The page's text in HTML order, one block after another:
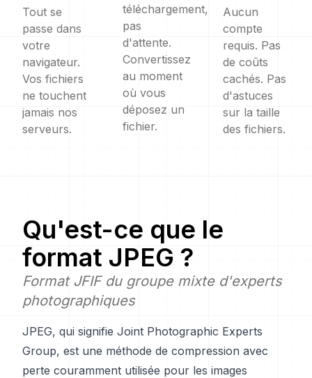
Tout se
passe dans
votre
navigateur.
Vos fichiers
ne touchent
jamais nos
serveurs.
téléchargement,
pas
d'attente.
Convertissez
au moment
où vous
déposez un
fichier.
Aucun
compte
requis. Pas
de coûts
cachés. Pas
d'astuces
sur la taille
des fichiers.
Qu'est-ce que le
format JPEG ?
Format JFIF du groupe mixte d'experts
photographiques
JPEG, qui signifie Joint Photographic Experts
Group, est une méthode de compression avec
perte couramment utilisée pour les images